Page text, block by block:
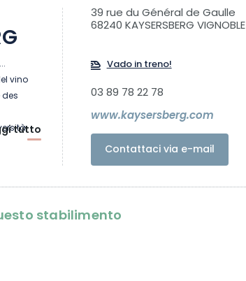
vino
tutti i
tutto
39 rue du Général de Gaulle
68240 KAYSERSBERG VIGNOBLE
Vado in treno!
03 89 78 22 78
www.kaysersberg.com
Contattaci via e-mail
stabilimento